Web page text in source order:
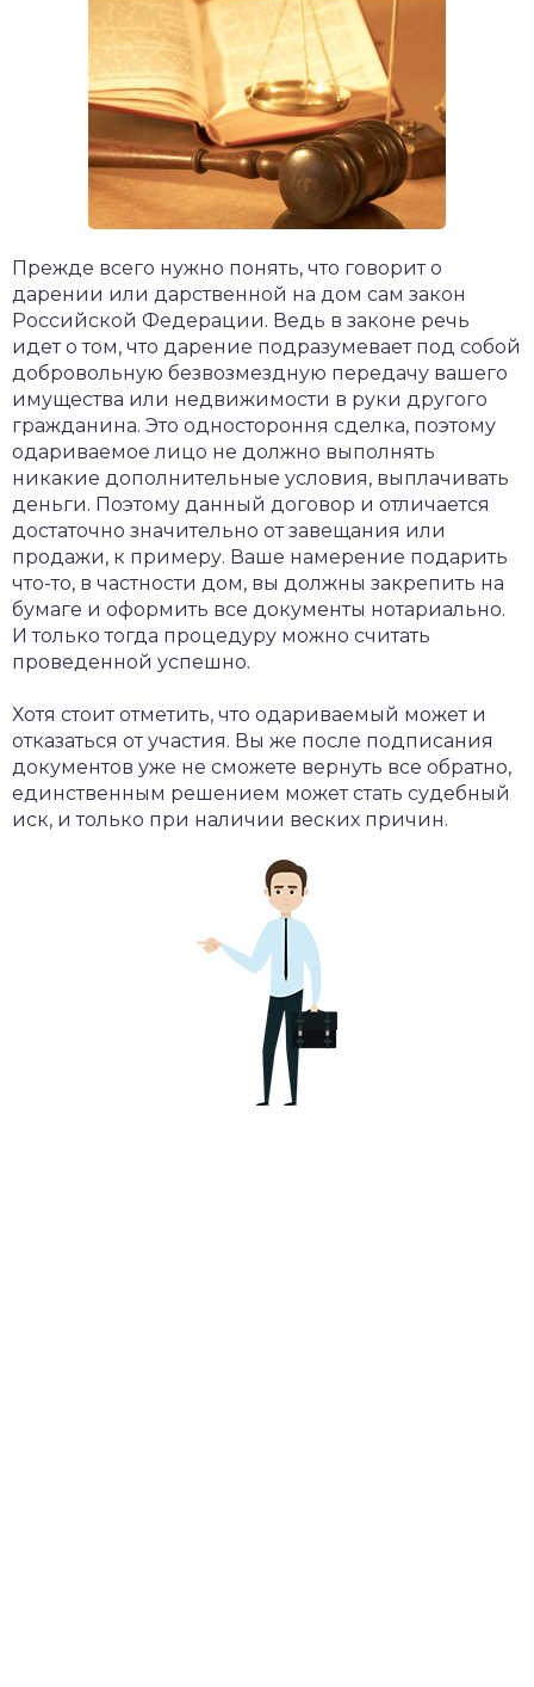
Прежде всего нужно понять, что говорит о
дарении или дарственной на дом сам закон
Российской Федерации. Ведь в законе речь
идет о том, что дарение подразумевает под собой
добровольную безвозмездную передачу вашего
имущества или недвижимости в руки другого
гражданина. Это одностороння сделка, поэтому
одариваемое лицо не должно выполнять
никакие дополнительные условия, выплачивать
деньги. Поэтому данный договор и отличается
достаточно значительно от завещания или
продажи, к примеру. Ваше намерение подарить
что-то, в частности дом, вы должны закрепить на
бумаге и оформить все документы нотариально.
И только тогда процедуру можно считать
проведенной успешно.
Хотя стоит отметить, что одариваемый может и
отказаться от участия. Вы же после подписания
документов уже не сможете вернуть все обратно,
единственным решением может стать судебный
иск, и только при наличии веских причин.